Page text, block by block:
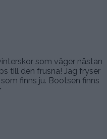
som väger nästan
till den frusna! Jag fryser
finns ju. Bootsen finns